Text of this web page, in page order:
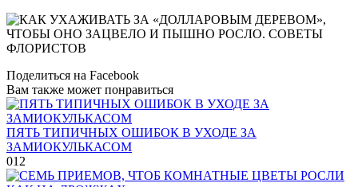
Поделиться на Facebook
Вам также может понравиться
ПЯТЬ ТИПИЧНЫХ ОШИБОК В УХОДЕ ЗА
ЗАМИОКУЛЬКАСОМ
012